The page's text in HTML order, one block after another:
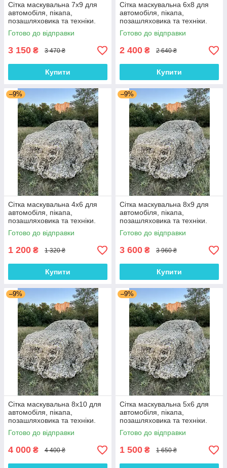
Сітка маскувальна 7х9 для
автомобіля, пікапа,
позашляховика та техніки.
Колір "Суха трава"
Готово до відправки
3 150 ₴ 3 470 ₴
Купити
Сітка маскувальна 6х8 для
автомобіля, пікапа,
позашляховика та техніки.
Колір "Суха трава"
Готово до відправки
2 400 ₴ 2 640 ₴
Купити
–9%
Сітка маскувальна 4х6 для
автомобіля, пікапа,
позашляховика та техніки.
Колір "Суха трава"
Готово до відправки
1 200 ₴ 1 320 ₴
Купити
–9%
Сітка маскувальна 8х9 для
автомобіля, пікапа,
позашляховика та техніки.
Колір "Суха трава"
Готово до відправки
3 600 ₴ 3 960 ₴
Купити
–9%
Сітка маскувальна 8х10 для
автомобіля, пікапа,
позашляховика та техніки.
Колір "Суха трава"
Готово до відправки
4 000 ₴ 4 400 ₴
–9%
Сітка маскувальна 5х6 для
автомобіля, пікапа,
позашляховика та техніки.
Колір "Суха трава"
Готово до відправки
1 500 ₴ 1 650 ₴